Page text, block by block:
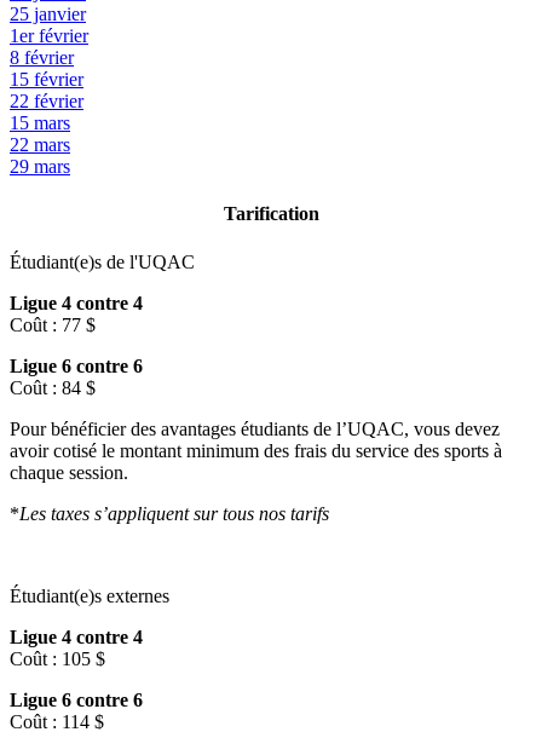
25 janvier
1er février
8 février
15 février
22 février
15 mars
22 mars
29 mars
Tarification
Étudiant(e)s de l'UQAC
Ligue 4 contre 4
Coût : 77 $
Ligue 6 contre 6
Coût : 84 $
Pour bénéficier des avantages étudiants de l’UQAC, vous devez
avoir cotisé le montant minimum des frais du service des sports à
chaque session.
*Les taxes s’appliquent sur tous nos tarifs
Étudiant(e)s externes
Ligue 4 contre 4
Coût : 105 $
Ligue 6 contre 6
Coût : 114 $